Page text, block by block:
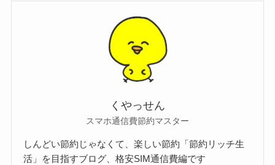
くやっせん
スマホ通信費節約マスター
しんどい節約じゃなくて、楽しい節約「節約リッチ生
活」を目指すブログ、格安SIM通信費編です